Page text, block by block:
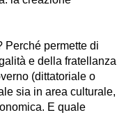
Perché permette di
e della fratellanza
(dittatoriale o
sia in area culturale,
E quale